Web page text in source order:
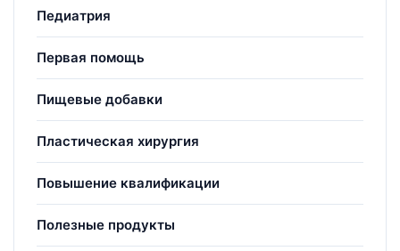
Педиатрия
Первая помощь
Пищевые добавки
Пластическая хирургия
Повышение квалификации
Полезные продукты